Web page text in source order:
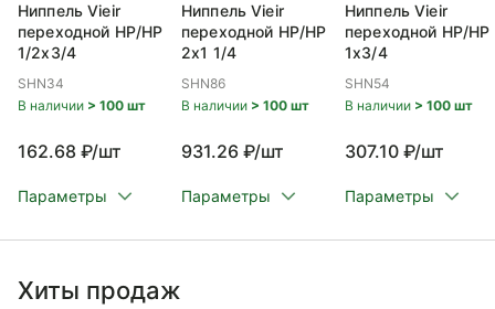
Ниппель Vieir
переходной НР/НР
1/2x3/4
SHN34
В наличии > 100 шт
162.68 ₽/шт
Параметры
Ниппель Vieir
переходной НР/НР
2x1 1/4
SHN86
В наличии > 100 шт
931.26 ₽/шт
Параметры
Ниппель Vieir
переходной НР/НР
1x3/4
SHN54
В наличии > 100 шт
307.10 ₽/шт
Параметры
Хиты продаж